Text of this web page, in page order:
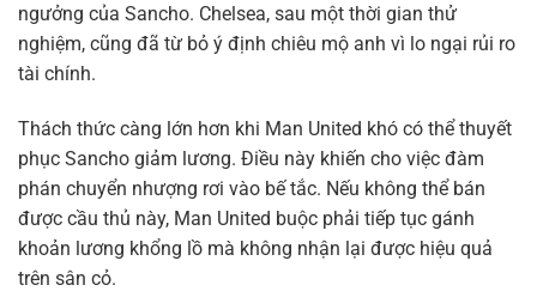
ngưởng của Sancho. Chelsea, sau một thời gian thử
nghiệm, cũng đã từ bỏ ý định chiêu mộ anh vì lo ngại rủi ro
tài chính.
Thách thức càng lớn hơn khi Man United khó có thể thuyết
phục Sancho giảm lương. Điều này khiến cho việc đàm
phán chuyển nhượng rơi vào bế tắc. Nếu không thể bán
được cầu thủ này, Man United buộc phải tiếp tục gánh
khoản lương khổng lồ mà không nhận lại được hiệu quả
trên sân cỏ.